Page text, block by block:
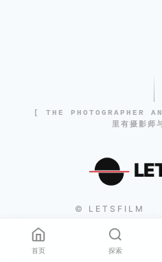
[ THE PHOTOGRAPHER
里有摄影师
© LETSFILM
首页 探索